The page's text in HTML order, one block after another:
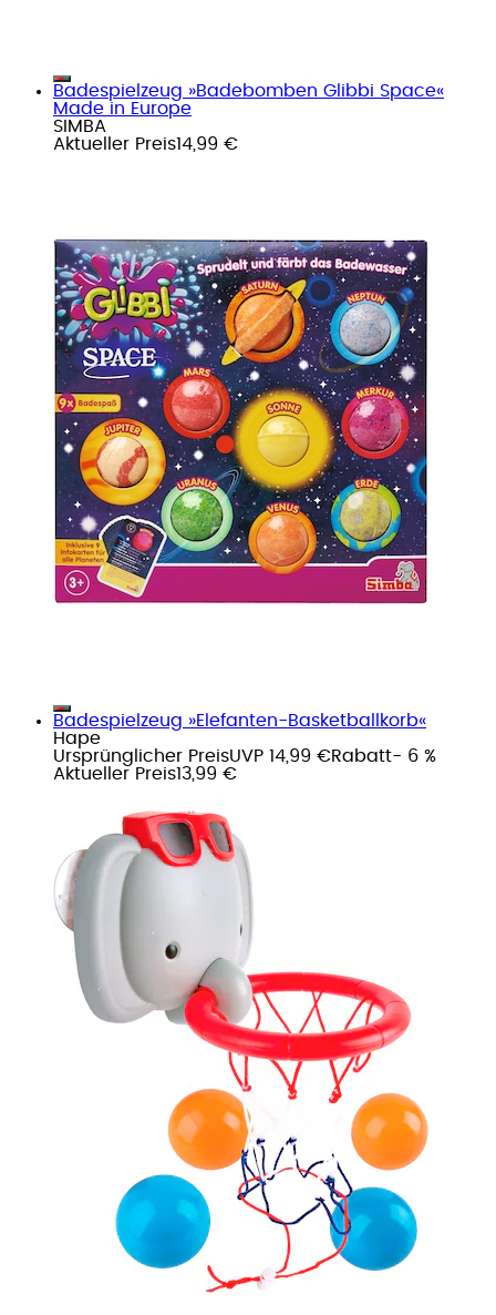
Badespielzeug »Badebomben Glibbi Space«
Made in Europe
SIMBA
Aktueller Preis14,99 €
Badespielzeug »Elefanten-Basketballkorb«
Hape
Ursprünglicher PreisUVP 14,99 €Rabatt- 6 %
Aktueller Preis13,99 €